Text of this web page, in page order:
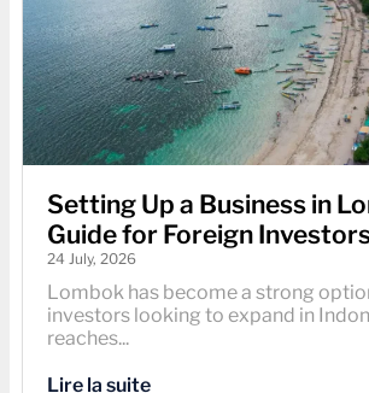
Setting Up a Business in
Guide for Foreign
24 July, 2026
Lombok has become a strong
investors looking to expand in
reaches...
Lire la suite